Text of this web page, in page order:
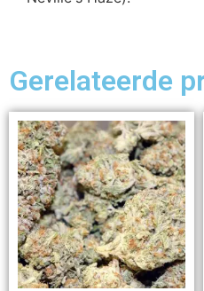
Gerelateerde